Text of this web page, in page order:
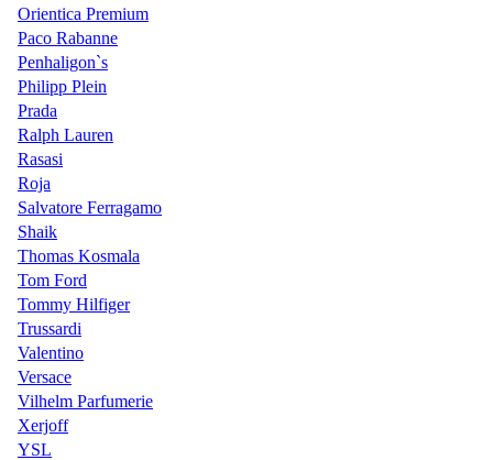
Orientica Premium
Paco Rabanne
Penhaligon`s
Philipp Plein
Prada
Ralph Lauren
Rasasi
Roja
Salvatore Ferragamo
Shaik
Thomas Kosmala
Tom Ford
Tommy Hilfiger
Trussardi
Valentino
Versace
Vilhelm Parfumerie
Xerjoff
YSL